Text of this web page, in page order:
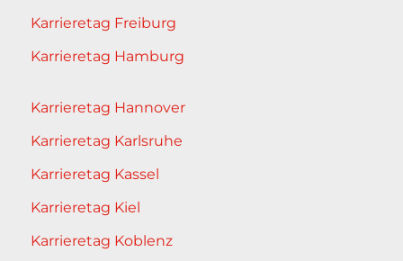
Karrieretag Freiburg
Karrieretag Hamburg
Karrieretag Hannover
Karrieretag Karlsruhe
Karrieretag Kassel
Karrieretag Kiel
Karrieretag Koblenz